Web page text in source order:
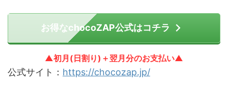
お得なchocoZAP公式はコチラ
▲初月(日割り)＋翌月分のお支払い▲
公式サイト： https://chocozap.jp/